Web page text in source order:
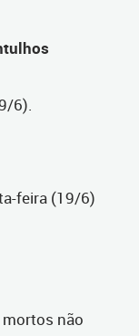
6).
feira (19/6)
não